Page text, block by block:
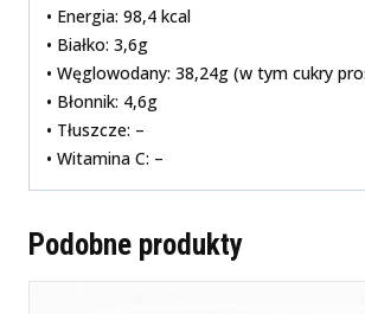
• Energia: 98,4 kcal
• Białko: 3,6g
• Węglowodany: 38,24g (w tym cukry
• Błonnik: 4,6g
• Tłuszcze: –
• Witamina C: –
Podobne produkty